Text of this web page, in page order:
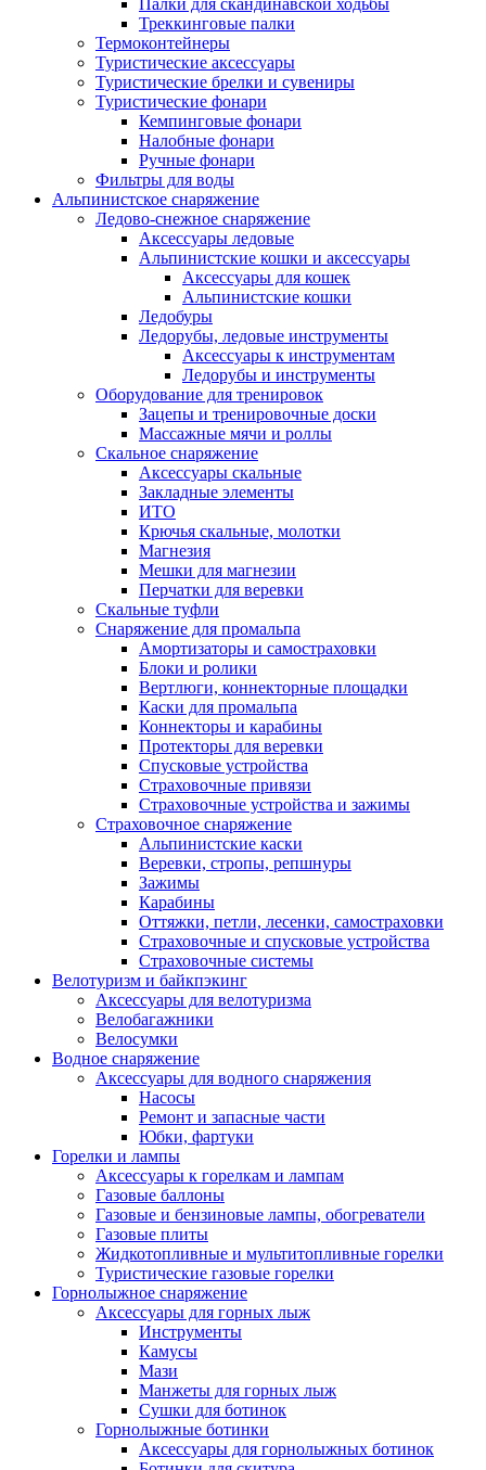
Палки для скандинавской ходьбы
Треккинговые палки
Термоконтейнеры
Туристические аксессуары
Туристические брелки и сувениры
Туристические фонари
Кемпинговые фонари
Налобные фонари
Ручные фонари
Фильтры для воды
Альпинистское снаряжение
Ледово-снежное снаряжение
Аксессуары ледовые
Альпинистские кошки и аксессуары
Аксессуары для кошек
Альпинистские кошки
Ледобуры
Ледорубы, ледовые инструменты
Аксессуары к инструментам
Ледорубы и инструменты
Оборудование для тренировок
Зацепы и тренировочные доски
Массажные мячи и роллы
Скальное снаряжение
Аксессуары скальные
Закладные элементы
ИТО
Крючья скальные, молотки
Магнезия
Мешки для магнезии
Перчатки для веревки
Скальные туфли
Снаряжение для промальпа
Амортизаторы и самостраховки
Блоки и ролики
Вертлюги, коннекторные площадки
Каски для промальпа
Коннекторы и карабины
Протекторы для веревки
Спусковые устройства
Страховочные привязи
Страховочные устройства и зажимы
Страховочное снаряжение
Альпинистские каски
Веревки, стропы, репшнуры
Зажимы
Карабины
Оттяжки, петли, лесенки, самостраховки
Страховочные и спусковые устройства
Страховочные системы
Велотуризм и байкпэкинг
Аксессуары для велотуризма
Велобагажники
Велосумки
Водное снаряжение
Аксессуары для водного снаряжения
Насосы
Ремонт и запасные части
Юбки, фартуки
Горелки и лампы
Аксессуары к горелкам и лампам
Газовые баллоны
Газовые и бензиновые лампы, обогреватели
Газовые плиты
Жидкотопливные и мультитопливные горелки
Туристические газовые горелки
Горнолыжное снаряжение
Аксессуары для горных лыж
Инструменты
Камусы
Мази
Манжеты для горных лыж
Сушки для ботинок
Горнолыжные ботинки
Аксессуары для горнолыжных ботинок